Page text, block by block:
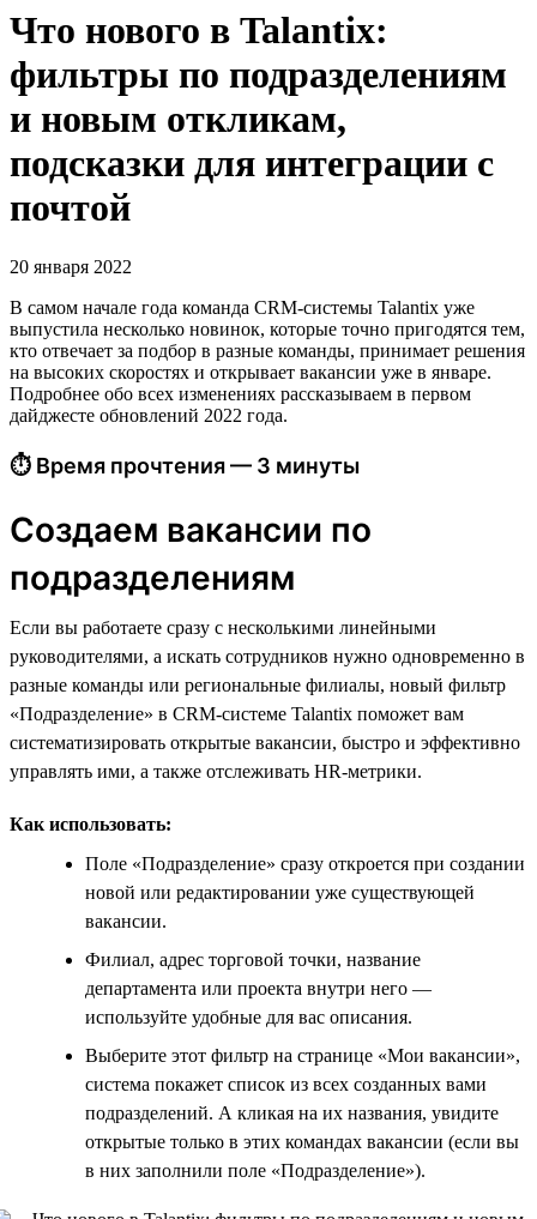
Что нового в Talantix:
фильтры по подразделениям
и новым откликам,
подсказки для интеграции с
почтой
20 января 2022
В самом начале года команда CRM-системы Talantix уже
выпустила несколько новинок, которые точно пригодятся тем,
кто отвечает за подбор в разные команды, принимает решения
на высоких скоростях и открывает вакансии уже в январе.
Подробнее обо всех изменениях рассказываем в первом
дайджесте обновлений 2022 года.
⏱ Время прочтения — 3 минуты
Создаем вакансии по
подразделениям
Если вы работаете сразу с несколькими линейными
руководителями, а искать сотрудников нужно одновременно в
разные команды или региональные филиалы, новый фильтр
«Подразделение» в CRM-системе Talantix поможет вам
систематизировать открытые вакансии, быстро и эффективно
управлять ими, а также отслеживать HR-метрики.
Как использовать:
Поле «Подразделение» сразу откроется при создании
новой или редактировании уже существующей
вакансии.
Филиал, адрес торговой точки, название
департамента или проекта внутри него —
используйте удобные для вас описания.
Выберите этот фильтр на странице «Мои вакансии»,
система покажет список из всех созданных вами
подразделений. А кликая на их названия, увидите
открытые только в этих командах вакансии (если вы
в них заполнили поле «Подразделение»).